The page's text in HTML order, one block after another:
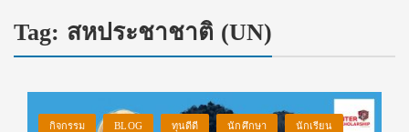
Tag: สหประชาชาติ (UN)
กิจกรรม BLOG ทุนดีดี นักศึกษา นักเรียน